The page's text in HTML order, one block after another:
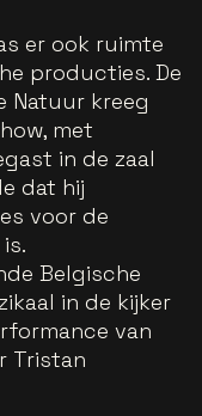
er ook ruimte
producties. De
Natuur kreeg
met
in de zaal
dat hij
voor de
Belgische
in de kijker
van
Tristan